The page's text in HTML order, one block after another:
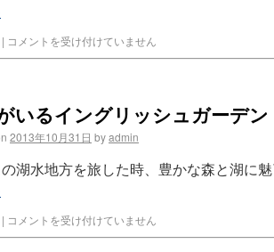
| コメントを受け付けていません
いるイングリッシュガーデン
2013年10月31日 byadmin
湖水地方を旅した時、豊かな森と湖に
| コメントを受け付けていません